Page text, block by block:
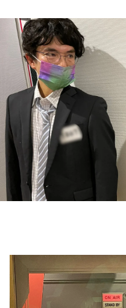
トピックス
TBS Podcast
お知らせ
イベント・グッズ
YouTube
会社情報